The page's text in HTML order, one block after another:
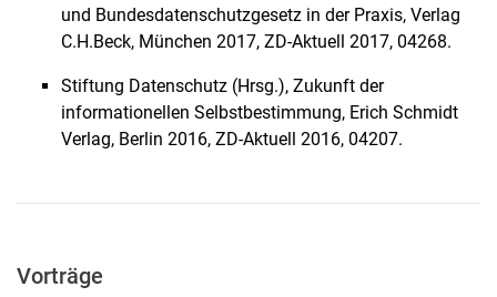
und Bundesdatenschutzgesetz in der Praxis, Verlag
C.H.Beck, München 2017, ZD-Aktuell 2017, 04268.
Stiftung Datenschutz (Hrsg.), Zukunft der
informationellen Selbstbestimmung, Erich Schmidt
Verlag, Berlin 2016, ZD-Aktuell 2016, 04207.
Vorträge